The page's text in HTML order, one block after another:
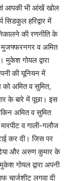
आपकी भी आंखें खोल
हरिद्वार में
की रणनीति के
मुजफ्फरनगर व अमित
गोयल द्वारा
की यूनियन में
अमित व सुमित,
के बारे में पूछा। इस
अमित व सुमित
व गाली-गलौज
कर दी। जिस पर
और अरुण कुमार के
गोयल द्वारा अपनी
लगवा दी